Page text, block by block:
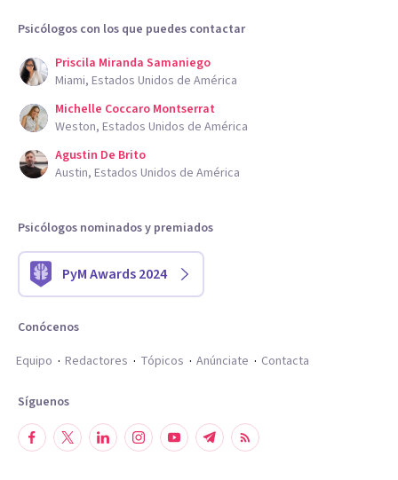
Psicólogos con los que puedes contactar
Priscila Miranda Samaniego
Miami, Estados Unidos de América
Michelle Coccaro Montserrat
Weston, Estados Unidos de América
Agustin De Brito
Austin, Estados Unidos de América
Psicólogos nominados y premiados
PyM Awards 2024
Conócenos
Equipo
Redactores Tópicos Anúnciate Contacta
Síguenos